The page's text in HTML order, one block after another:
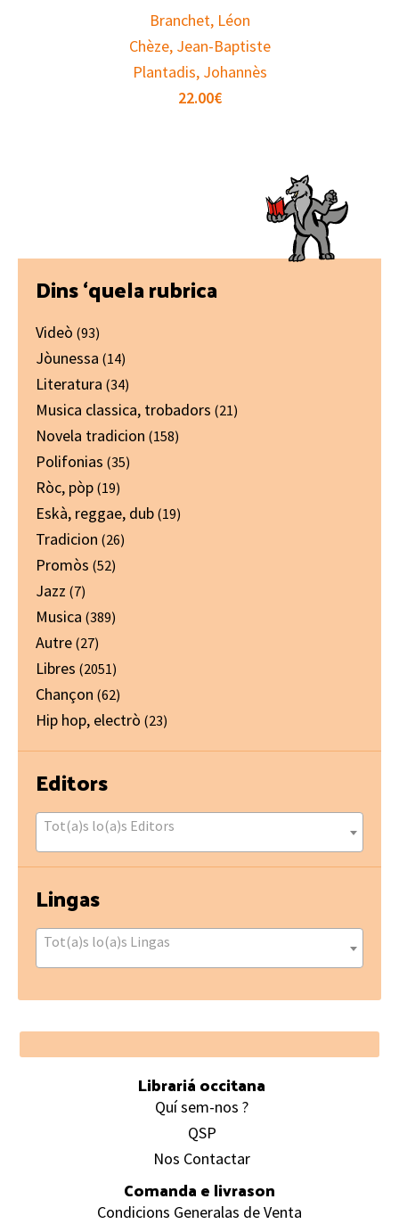
Branchet, Léon
Chèze, Jean-Baptiste
Plantadis, Johannès
22.00€
Primary
Sidebar
Dins ‘quela rubrica
Videò (93)
Jòunessa (14)
Literatura (34)
Musica classica, trobadors (21)
Novela tradicion (158)
Polifonias (35)
Ròc, pòp (19)
Eskà, reggae, dub (19)
Tradicion (26)
Promòs (52)
Jazz (7)
Musica (389)
Autre (27)
Libres (2051)
Chançon (62)
Hip hop, electrò (23)
Editors
Tot(a)s lo(a)s Editors
Lingas
Tot(a)s lo(a)s Lingas
Footer
Librariá occitana
Quí sem-nos ?
QSP
Nos Contactar
Comanda e livrason
Condicions Generalas de Venta